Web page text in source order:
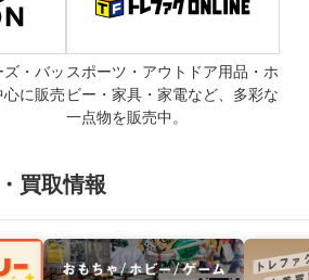
・バッ
に販売
スポーツ・アウトドア用品・ホ
ビー・家具・家電など、多彩な
一点物を販売中。
買取情報